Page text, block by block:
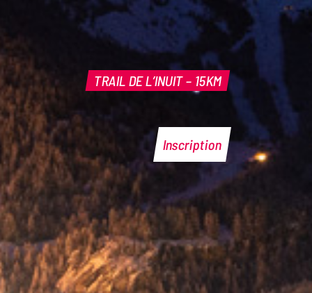
TRAIL DE L’INUIT – 15KM
Inscription